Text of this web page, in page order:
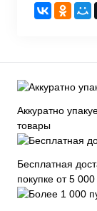
Аккуратно
товары
Бесплатная
покупке от 5